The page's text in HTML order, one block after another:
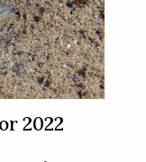
2022